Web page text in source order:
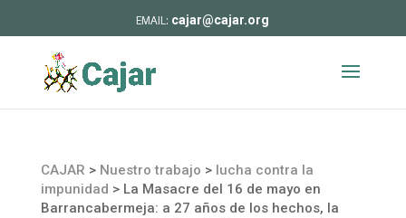
cajar@cajar.org
CAJAR > Nuestro trabajo > lucha contra la
impunidad > La Masacre del 16 de mayo en
Barrancabermeja: a 27 años de los hechos, la